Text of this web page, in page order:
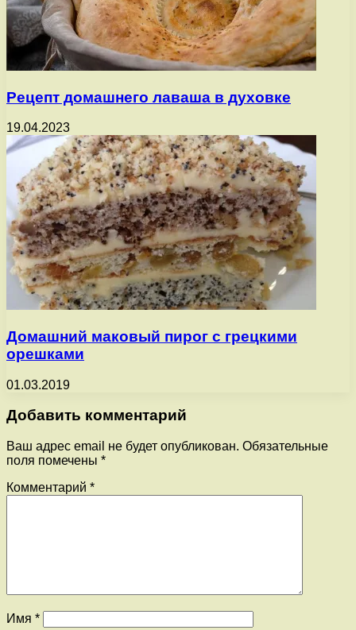
Рецепт домашнего лаваша в духовке
19.04.2023
Домашний маковый пирог с грецкими
орешками
01.03.2019
Добавить комментарий
Ваш адрес email не будет опубликован. Обязательные
поля помечены *
Комментарий *
Имя *